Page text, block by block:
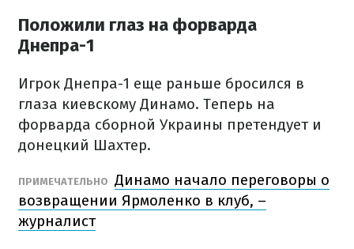
Положили глаз на форварда
Днепра-1
Игрок Днепра-1 еще раньше бросился в
глаза киевскому Динамо. Теперь на
форварда сборной Украины претендует и
донецкий Шахтер.
ПРИМЕЧАТЕЛЬНО Динамо начало переговоры о
возвращении Ярмоленко в клуб, –
журналист